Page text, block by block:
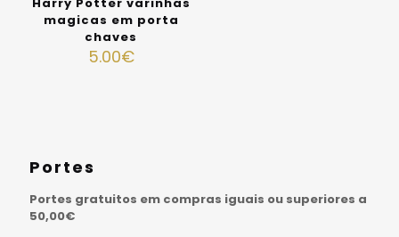
magicas em porta
chaves
5.00€
Portes
Portes gratuitos em compras iguais ou superiores a
50,00€